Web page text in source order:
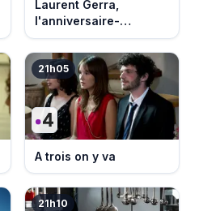
Laurent Gerra,
l'anniversaire-
événement
21h05
A trois on y va
21h10